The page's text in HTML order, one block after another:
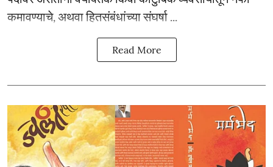
कमावण्याचे, अथवा हितसंबंधांच्या संघर्षा ...
Read More